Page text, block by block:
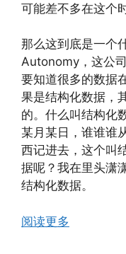
可能差不多在这个
那么这到底是一个
Autonomy，这公
要知道很多的数据
果是结构化数据，
的。什么叫结构化
某月某日，谁谁谁
西记进去，这个叫
据呢？我在里头潇
结构化数据。
阅读更多